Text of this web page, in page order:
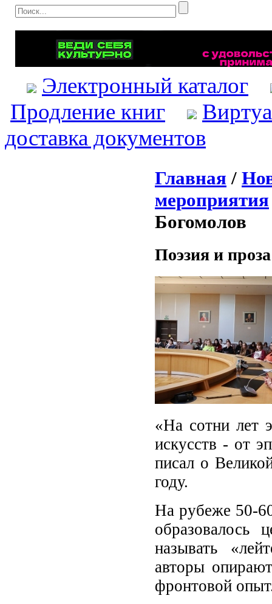
Электронный каталог
Продление книг
доставка документов
Главная /
мероприятия
Богомолов
Поэзия и
«На сотни лет
искусств - от
писал о
году.
На рубеже 50-
образовалось
называть
авторы
фронтовой